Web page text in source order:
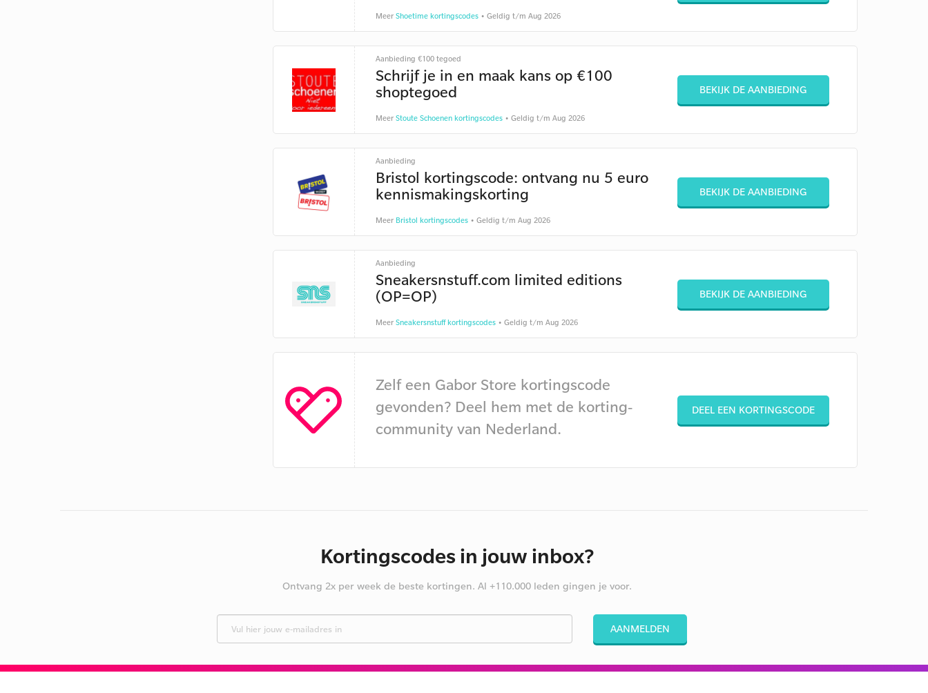
Meer Shoetime kortingscodes• Geldig t/m Aug 2026
Aanbieding €100 tegoed
Schrijf je in en maak kans op €100
shoptegoed
Meer Stoute Schoenen kortingscodes• Geldig t/m Aug 2026
BEKIJK DE AANBIEDING
Aanbieding
Bristol kortingscode: ontvang nu 5 euro
kennismakingskorting
Meer Bristol kortingscodes• Geldig t/m Aug 2026
BEKIJK DE AANBIEDING
Aanbieding
Sneakersnstuff.com limited editions
(OP=OP)
Meer Sneakersnstuff kortingscodes• Geldig t/m Aug 2026
BEKIJK DE AANBIEDING
Zelf een Gabor Store kortingscode
gevonden? Deel hem met de korting-
community van Nederland.
DEEL EEN KORTINGSCODE
Kortingscodes in jouw inbox?
Ontvang 2x per week de beste kortingen. Al +110.000 leden gingen je voor.
AANMELDEN